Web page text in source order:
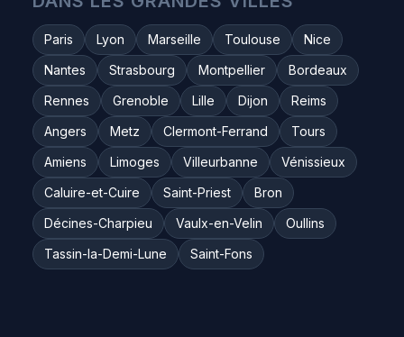
Paris Lyon Marseille Toulouse
Nice
Nantes
Strasbourg Montpellier
Bordeaux
Rennes
Grenoble Lille Dijon
Reims
Angers
Metz Clermont-Ferrand
Tours
Amiens
Limoges Villeurbanne
Vénissieux
Caluire-et-Cuire
Saint-Priest
Bron
Décines-Charpieu
Vaulx-en-Velin
Oullins
Tassin-la-Demi-Lune
Saint-Fons